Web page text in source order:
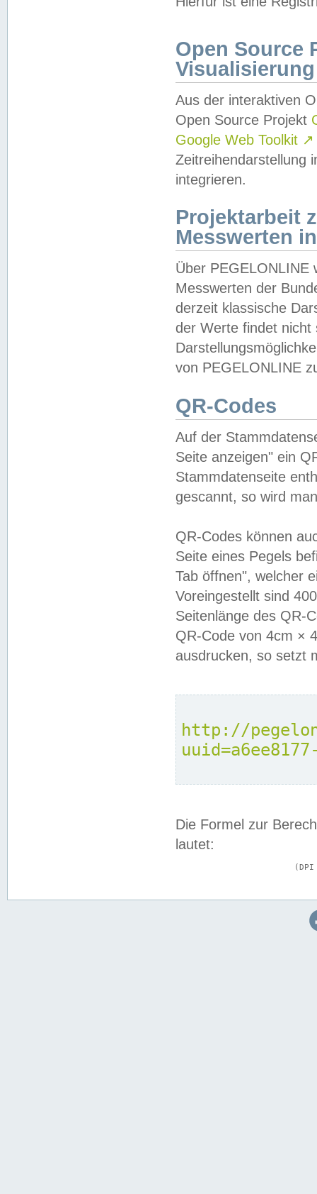
Open Source
Visualisierung
Aus der interaktiven
Open Source Projekt
Google Web Toolkit ↗
Zeitreihendarstellung
integrieren.
Projektarbeit
Messwerten
Über PEGELONLINE
Messwerten der
derzeit klassische
der Werte findet
von PEGELONLINE
QR-Codes
Auf der
Seite anzeigen" ein
Stammdatenseite
gescannt, so wird
QR-Codes können
Seite eines Pegels
Tab öffnen", welcher
Voreingestellt sind
Seitenlänge des QR-
QR-Code von 4cm ×
ausdrucken, so setzt
http://
Die Formel zur
lautet: